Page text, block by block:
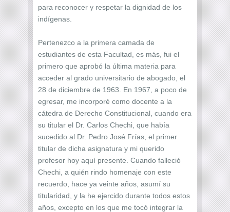
para reconocer y respetar la dignidad de los
indígenas.
Pertenezco a la primera camada de
estudiantes de esta Facultad, es más, fui el
primero que aprobó la última materia para
acceder al grado universitario de abogado, el
28 de diciembre de 1963. En 1967, a poco de
egresar, me incorporé como docente a la
cátedra de Derecho Constitucional, cuando era
su titular el Dr. Carlos Chechi, que había
sucedido al Dr. Pedro José Frías, el primer
titular de dicha asignatura y mi querido
profesor hoy aquí presente. Cuando falleció
Chechi, a quién rindo homenaje con este
recuerdo, hace ya veinte años, asumí su
titularidad, y la he ejercido durante todos estos
años, excepto en los que me tocó integrar la